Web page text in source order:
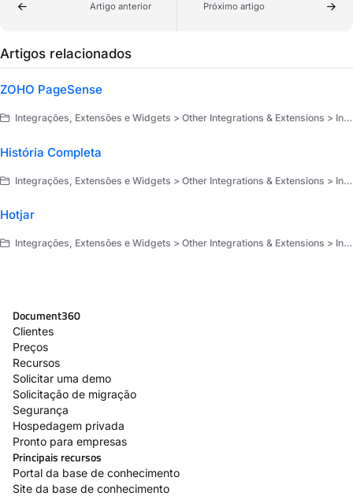
Artigo anterior Próximo artigo
Artigos relacionados
ZOHO PageSense
Integrações, Extensões e Widgets > Other Integrations & Extensions > Integrações
História Completa
Integrações, Extensões e Widgets > Other Integrations & Extensions > Integrações
Hotjar
Integrações, Extensões e Widgets > Other Integrations & Extensions > Integrações
Document360
Clientes
Preços
Recursos
Solicitar uma demo
Solicitação de migração
Segurança
Hospedagem privada
Pronto para empresas
Principais recursos
Portal da base de conhecimento
Site da base de conhecimento